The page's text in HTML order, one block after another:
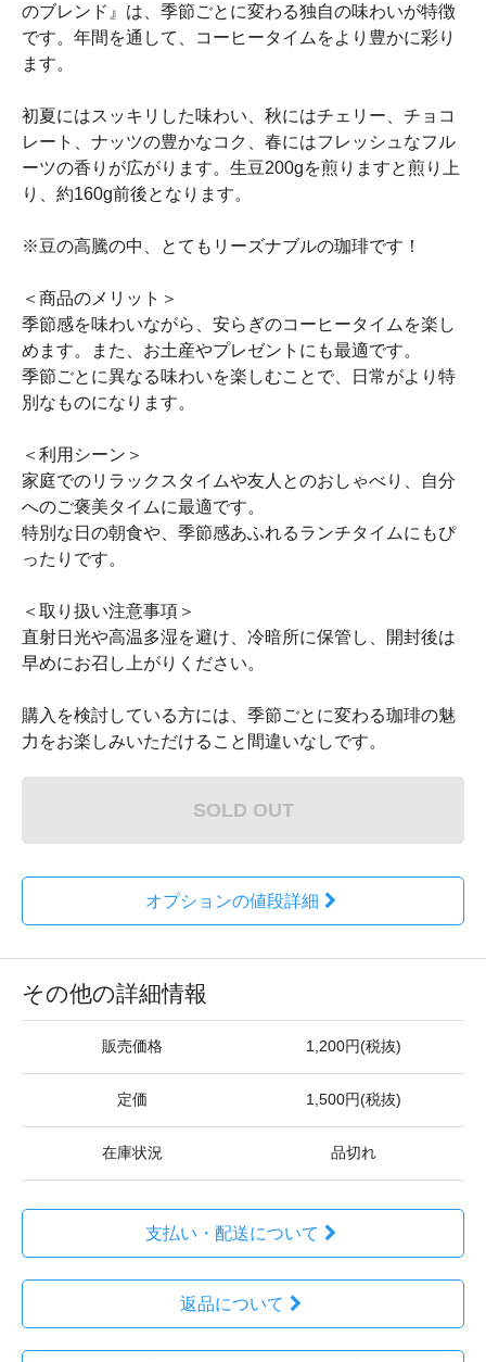
のブレンド』は、季節ごとに変わる独自の味わいが特徴
です。年間を通して、コーヒータイムをより豊かに彩り
ます。
初夏にはスッキリした味わい、秋にはチェリー、チョコ
レート、ナッツの豊かなコク、春にはフレッシュなフル
ーツの香りが広がります。生豆200gを煎りますと煎り上
り、約160g前後となります。
※豆の高騰の中、とてもリーズナブルの珈琲です！
＜商品のメリット＞
季節感を味わいながら、安らぎのコーヒータイムを楽し
めます。また、お土産やプレゼントにも最適です。
季節ごとに異なる味わいを楽しむことで、日常がより特
別なものになります。
＜利用シーン＞
家庭でのリラックスタイムや友人とのおしゃべり、自分
へのご褒美タイムに最適です。
特別な日の朝食や、季節感あふれるランチタイムにもぴ
ったりです。
＜取り扱い注意事項＞
直射日光や高温多湿を避け、冷暗所に保管し、開封後は
早めにお召し上がりください。
購入を検討している方には、季節ごとに変わる珈琲の魅
力をお楽しみいただけること間違いなしです。
SOLD OUT
オプションの値段詳細
その他の詳細情報
販売価格 1,200円(税抜)
定価 1,500円(税抜)
在庫状況 品切れ
支払い・配送について
返品について